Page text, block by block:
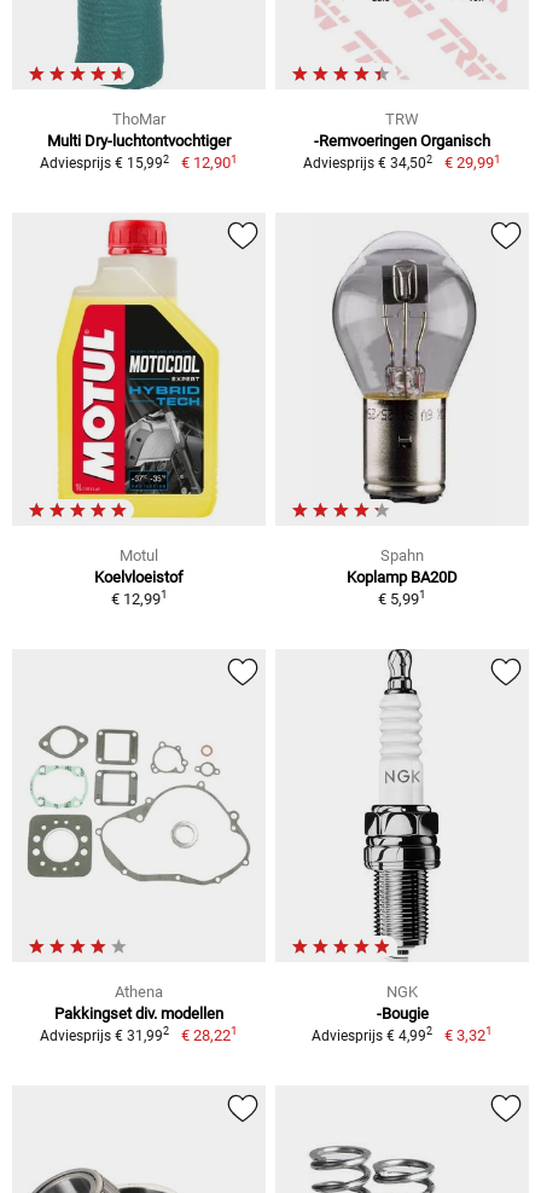
ThoMar
Multi Dry-luchtontvochtiger
Adviesprijs € 15,992 € 12,901
TRW
-Remvoeringen Organisch
Adviesprijs € 34,502 € 29,991
Motul
Koelvloeistof
€ 12,991
Spahn
Koplamp BA20D
€ 5,991
Athena
Pakkingset div. modellen
Adviesprijs € 31,992 € 28,221
NGK
-Bougie
Adviesprijs € 4,992 € 3,321